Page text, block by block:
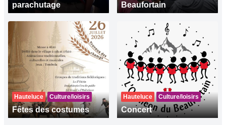
parachutage
Beaufortain
Hauteluce Culture/loisirs
Fêtes des costumes
Hauteluce Culture/loisirs
Concert